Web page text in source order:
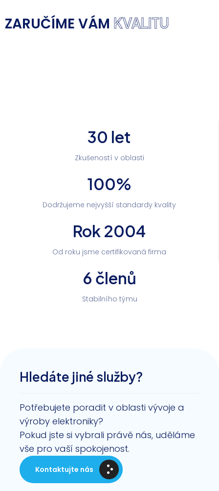
ZARUČÍME VÁM KVALITU
30 let
Zkušeností v oblasti
100%
Dodržujeme nejvyšší standardy kvality
Rok 2004
Od roku jsme certifikovaná firma
6 členů
Stabilního týmu
Hledáte jiné služby?
Potřebujete poradit v oblasti vývoje a
výroby elektroniky?
Pokud jste si vybrali právě nás, uděláme
vše pro vaší spokojenost.
Kontaktujte nás